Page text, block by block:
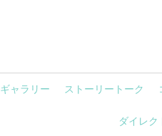
ギャラリー ストーリートーク
ダイレク